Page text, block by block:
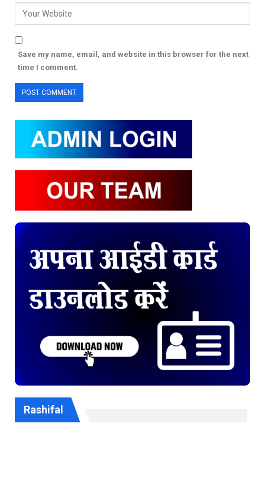
Save my name, email, and website in this browser for the next
time I comment.
Rashifal